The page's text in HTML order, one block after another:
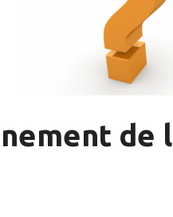
de